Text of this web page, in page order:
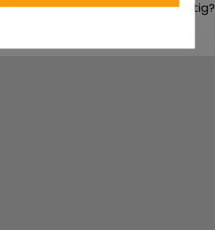
Verkaufsofferte scheint verdächtig?